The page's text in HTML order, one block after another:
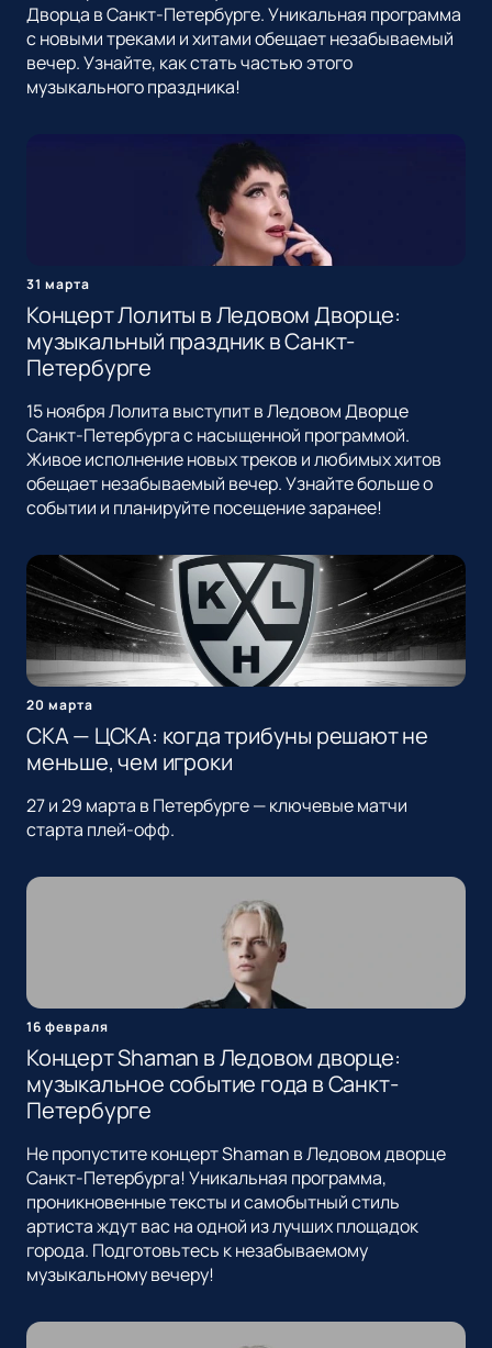
Дворца в Санкт-Петербурге. Уникальная программа
с новыми треками и хитами обещает незабываемый
вечер. Узнайте, как стать частью этого
музыкального праздника!
31 марта
Концерт Лолиты в Ледовом Дворце:
музыкальный праздник в Санкт-
Петербурге
15 ноября Лолита выступит в Ледовом Дворце
Санкт-Петербурга с насыщенной программой.
Живое исполнение новых треков и любимых хитов
обещает незабываемый вечер. Узнайте больше о
событии и планируйте посещение заранее!
20 марта
СКА — ЦСКА: когда трибуны решают не
меньше, чем игроки
27 и 29 марта в Петербурге — ключевые матчи
старта плей-офф.
16 февраля
Концерт Shaman в Ледовом дворце:
музыкальное событие года в Санкт-
Петербурге
Не пропустите концерт Shaman в Ледовом дворце
Санкт-Петербурга! Уникальная программа,
проникновенные тексты и самобытный стиль
артиста ждут вас на одной из лучших площадок
города. Подготовьтесь к незабываемому
музыкальному вечеру!